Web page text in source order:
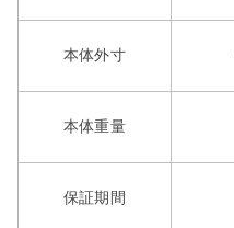
本体外寸
本体重量
保証期間